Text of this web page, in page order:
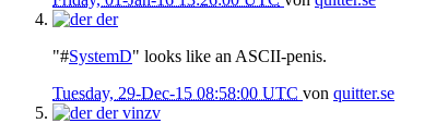
der
"#SystemD" looks like an ASCII-penis.
Tuesday, 29-Dec-15 08:58:00 UTC von quitter.se
der vinzv